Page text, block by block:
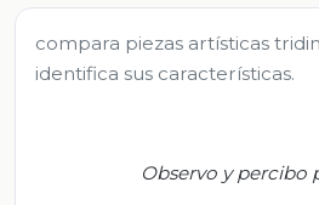
compara piezas artísticas
identifica sus características.
Observo y percibo